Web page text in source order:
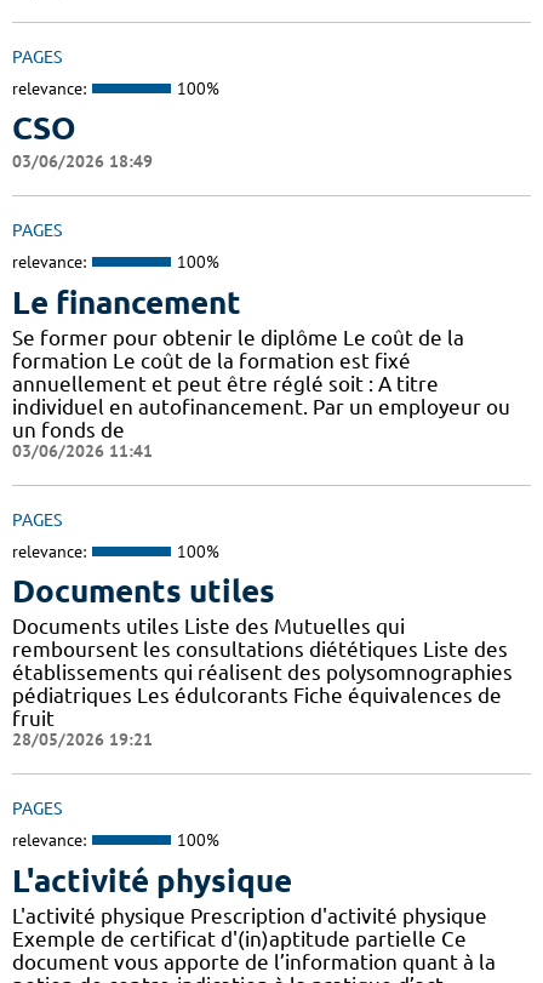
PAGES
relevance: 100%
CSO
03/06/2026 18:49
PAGES
relevance: 100%
Le financement
Se former pour obtenir le diplôme Le coût de la
formation Le coût de la formation est fixé
annuellement et peut être réglé soit : A titre
individuel en autofinancement. Par un employeur ou
un fonds de
03/06/2026 11:41
PAGES
relevance: 100%
Documents utiles
Documents utiles Liste des Mutuelles qui
remboursent les consultations diététiques Liste des
établissements qui réalisent des polysomnographies
pédiatriques Les édulcorants Fiche équivalences de
fruit
28/05/2026 19:21
PAGES
relevance: 100%
L'activité physique
L'activité physique Prescription d'activité physique
Exemple de certificat d'(in)aptitude partielle Ce
document vous apporte de l’information quant à la